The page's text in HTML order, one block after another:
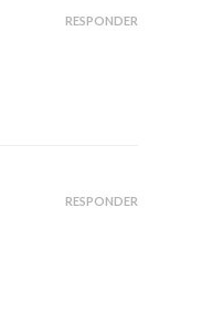
RESPONDER
RESPONDER